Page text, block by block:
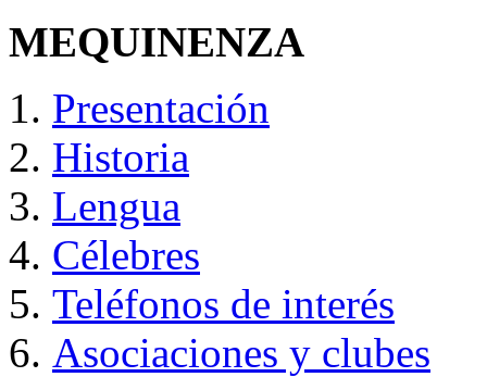
MEQUINENZA
Presentación
Historia
Lengua
Célebres
Teléfonos de interés
Asociaciones y clubes